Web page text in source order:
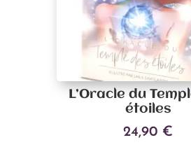
L’Oracle du
étoiles
24,90 €